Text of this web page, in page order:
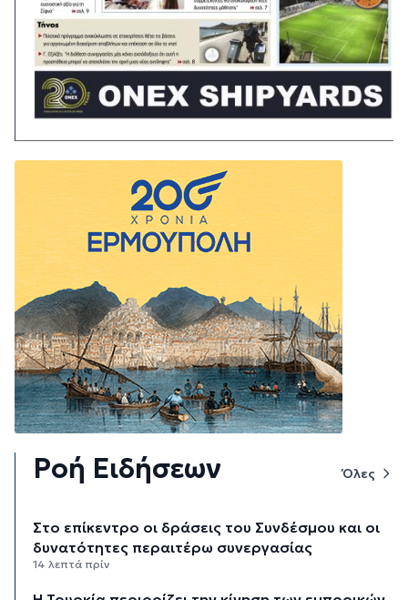
Ροή Ειδήσεων Όλες
Στο επίκεντρο οι δράσεις του Συνδέσμου και οι
δυνατότητες περαιτέρω συνεργασίας
14 λεπτά πρίν